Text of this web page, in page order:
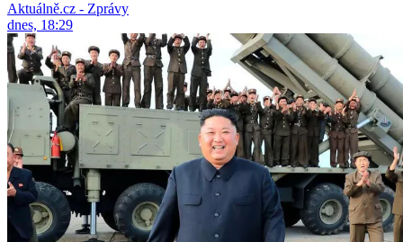
Aktuálně.cz - Zprávy
dnes, 18:29